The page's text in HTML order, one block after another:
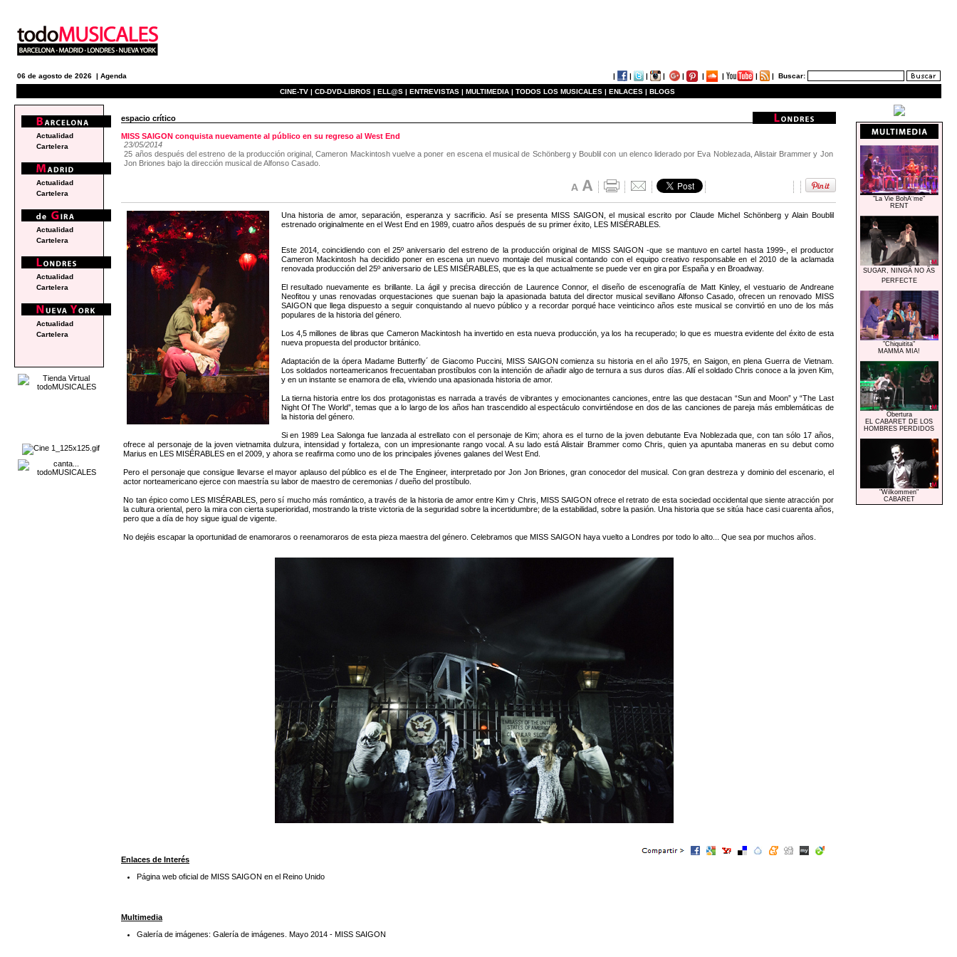
06 de agosto de 2026 | Agenda | | | | | | | | | Buscar:
CINE-TV | CD-DVD-LIBROS | ELL@S | ENTREVISTAS | MULTIMEDIA | TODOS LOS MUSICALES | ENLACES | BLOGS
espacio crítico
MISS SAIGON conquista nuevamente al público en su regreso al West End
23/05/2014
25 años después del estreno de la producción original, Cameron Mackintosh vuelve a poner en escena el musical de Schönberg y Boublil con un elenco liderado por Eva Noblezada, Alistair Brammer y Jon
Jon Briones bajo la dirección musical de Alfonso Casado.
Una historia de amor, separación, esperanza y sacrificio. Así se presenta MISS SAIGON, el musical escrito por Claude Michel Schönberg y Alain Boublil
estrenado originalmente en el West End en 1989, cuatro años después de su primer éxito, LES MISÉRABLES.
Este 2014, coincidiendo con el 25º aniversario del estreno de la producción original de MISS SAIGON -que se mantuvo en cartel hasta 1999-, el productor
Cameron Mackintosh ha decidido poner en escena un nuevo montaje del musical contando con el equipo creativo responsable en el 2010 de la aclamada
renovada producción del 25º aniversario de LES MISÉRABLES, que es la que actualmente se puede ver en gira por España y en Broadway.
El resultado nuevamente es brillante. La ágil y precisa dirección de Laurence Connor, el diseño de escenografía de Matt Kinley, el vestuario de Andreane
Neofitou y unas renovadas orquestaciones que suenan bajo la apasionada batuta del director musical sevillano Alfonso Casado, ofrecen un renovado MISS
SAIGON que llega dispuesto a seguir conquistando al nuevo público y a recordar porqué hace veinticinco años este musical se convirtió en uno de los más
populares de la historia del género.
Los 4,5 millones de libras que Cameron Mackintosh ha invertido en esta nueva producción, ya los ha recuperado; lo que es muestra evidente del éxito de esta
nueva propuesta del productor británico.
Adaptación de la ópera Madame Butterfly´ de Giacomo Puccini, MISS SAIGON comienza su historia en el año 1975, en Saigon, en plena Guerra de Vietnam.
Los soldados norteamericanos frecuentaban prostíbulos con la intención de añadir algo de ternura a sus duros días. Allí el soldado Chris conoce a la joven Kim,
y en un instante se enamora de ella, viviendo una apasionada historia de amor.
La tierna historia entre los dos protagonistas es narrada a través de vibrantes y emocionantes canciones, entre las que destacan “Sun and Moon” y “The Last
Night Of The World”, temas que a lo largo de los años han trascendido al espectáculo convirtiéndose en dos de las canciones de pareja más emblemáticas de
la historia del género.
Si en 1989 Lea Salonga fue lanzada al estrellato con el personaje de Kim; ahora es el turno de la joven debutante Eva Noblezada que, con tan sólo 17 años,
ofrece al personaje de la joven vietnamita dulzura, intensidad y fortaleza, con un impresionante rango vocal. A su lado está Alistair Brammer como Chris, quien ya apuntaba maneras en su debut como
Marius en LES MISÉRABLES en el 2009, y ahora se reafirma como uno de los principales jóvenes galanes del West End.
Pero el personaje que consigue llevarse el mayor aplauso del público es el de The Engineer, interpretado por Jon Jon Briones, gran conocedor del musical. Con gran destreza y dominio del escenario, el
actor norteamericano ejerce con maestría su labor de maestro de ceremonias / dueño del prostíbulo.
No tan épico como LES MISÉRABLES, pero sí mucho más romántico, a través de la historia de amor entre Kim y Chris, MISS SAIGON ofrece el retrato de esta sociedad occidental que siente atracción por
la cultura oriental, pero la mira con cierta superioridad, mostrando la triste victoria de la seguridad sobre la incertidumbre; de la estabilidad, sobre la pasión. Una historia que se sitúa hace casi cuarenta años,
pero que a día de hoy sigue igual de vigente.
No dejéis escapar la oportunidad de enamoraros o reenamoraros de esta pieza maestra del género. Celebramos que MISS SAIGON haya vuelto a Londres por todo lo alto... Que sea por muchos años.
Enlaces de Interés
Página web oficial de MISS SAIGON en el Reino Unido
Multimedia
Galería de imágenes: Galería de imágenes. Mayo 2014 - MISS SAIGON
Actualidad
Cartelera
Actualidad
Cartelera
Actualidad
Cartelera
Actualidad
Cartelera
Actualidad
Cartelera
"La Vie BohÃ¨me"
RENT
SUGAR, NINGÃ NO ÃS
PERFECTE
"Chiquitita"
MAMMA MIA!
Obertura
EL CABARET DE LOS
HOMBRES PERDIDOS
"Wilkommen"
CABARET